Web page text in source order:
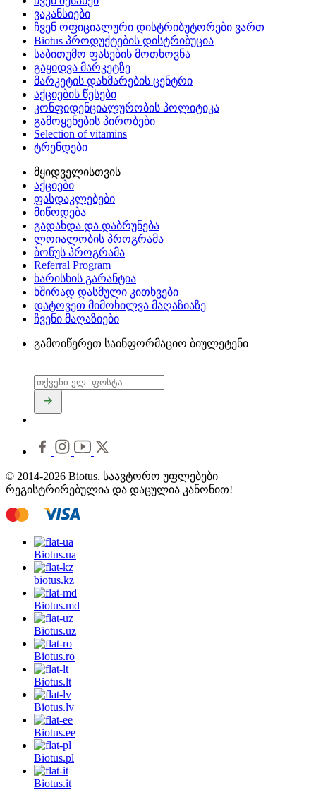
ვაკანსიები
ჩვენ ოფიციალური დისტრიბუტორები ვართ
Biotus პროდუქტების დისტრიბუცია
საბითუმო ფასების მოთხოვნა
გაყიდვა მარკეტზე
მარკეტის დახმარების ცენტრი
აქციების წესები
კონფიდენციალურობის პოლიტიკა
გამოყენების პირობები
Selection of vitamins
ტრენდები
მყიდველისთვის
აქციები
ფასდაკლებები
მიწოდება
გადახდა და დაბრუნება
ლოიალობის პროგრამა
ბონუს პროგრამა
Referral Program
ხარისხის გარანტია
ხშირად დასმული კითხვები
დატოვეთ მიმოხილვა მაღაზიაზე
ჩვენი მაღაზიები
გამოიწერეთ საინფორმაციო ბიულეტენი
© 2014-2026 Biotus. საავტორო უფლებები
რეგისტრირებულია და დაცულია კანონით!
Biotus.ua
biotus.kz
Biotus.md
Biotus.uz
Biotus.ro
Biotus.lt
Biotus.lv
Biotus.ee
Biotus.pl
Biotus.it